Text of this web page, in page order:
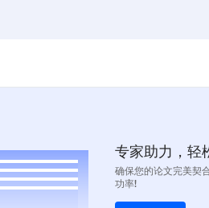
专家助力，轻
确保您的论文完美契
功率!